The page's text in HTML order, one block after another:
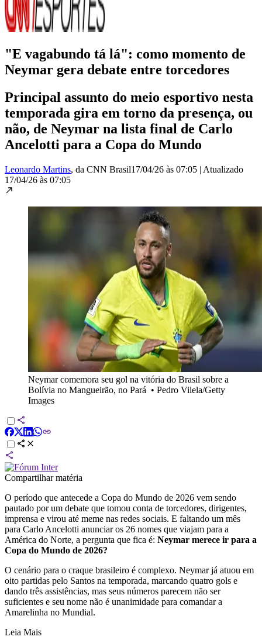
"E vagabundo tá lá": como momento de
Neymar gera debate entre torcedores
Principal assunto do meio esportivo nesta
temporada gira em torno da presença, ou
não, de Neymar na lista final de Carlo
Ancelotti para a Copa do Mundo
Leonardo Martins, da CNN Brasil17/04/26 às 07:05 | Atualizado
17/04/26 às 07:05
Neymar comemora seu gol na vitória do Brasil sobre a
Bolívia no Mangueirão, no Pará • Pedro Vilela/Getty
Images
Compartilhar matéria
O período que antecede a Copa do Mundo de 2026 vem sendo
pautado por um debate que tomou conta de torcedores, dirigentes,
imprensa e virou até meme nas redes sociais. E faltando um mês
para Carlo Ancelotti anunciar os 26 nomes que viajam para a
América do Norte, a pergunta que fica é: Neymar merece ir para a
Copa do Mundo de 2026?
O cenário para o craque brasileiro é complexo. Neymar já atuou em
oito partidas pelo Santos na temporada, marcando quatro gols e
dando três assistências, mas seus números parecem não ser
suficientes e seu nome não é unanimidade para comandar a
Amarelinha no Mundial.
Leia Mais